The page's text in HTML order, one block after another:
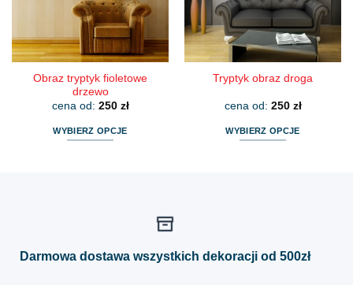
na
stronie
produktu
na
stronie
produktu
Obraz tryptyk fioletowe
drzewo
cena od: 250 zł
WYBIERZ OPCJE
Tryptyk obraz droga
cena od: 250 zł
WYBIERZ OPCJE
Darmowa dostawa wszystkich dekoracji od 500zł